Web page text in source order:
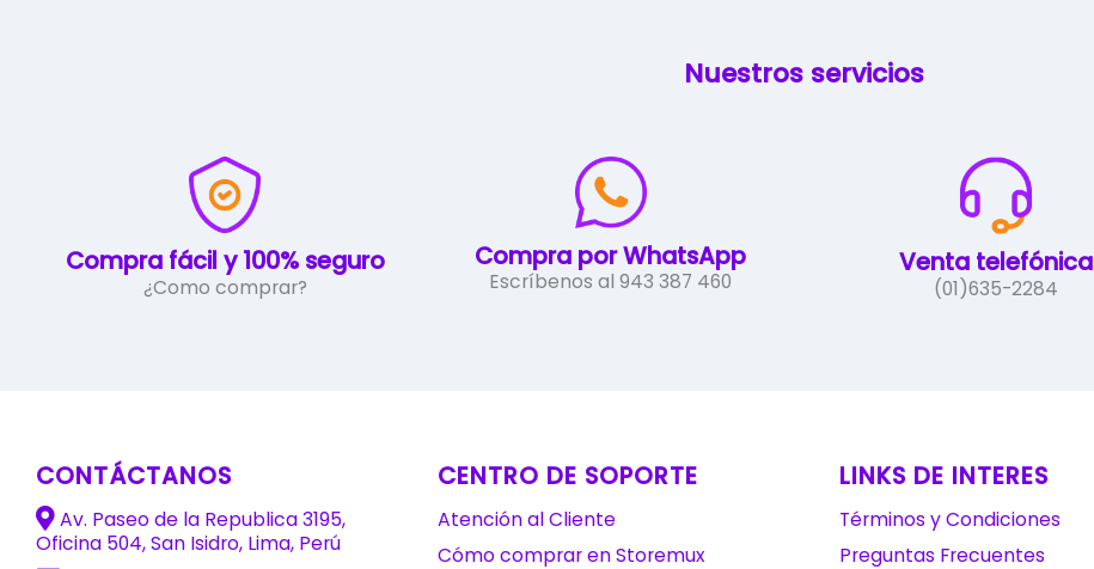
página
Las
página
de
Nuestros servicios
Compra fácil y 100% seguro
¿Como comprar?
Compra por WhatsApp
Escríbenos al 943 387 460
Venta telefónica
(01)635-2284
CONTÁCTANOS
Av. Paseo de la Republica 3195,
Oficina 504, San Isidro, Lima, Perú
CENTRO DE SOPORTE
Atención al Cliente
Cómo comprar en Storemux
LINKS DE INTERES
Términos y Condiciones
Preguntas Frecuentes